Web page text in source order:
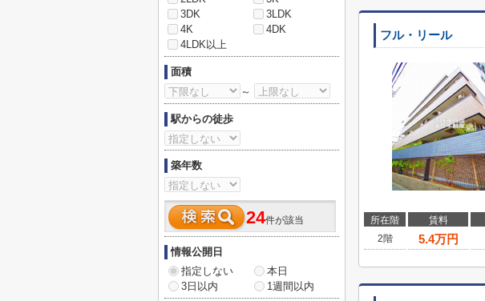
フル・リール
所在階 賃料
2階
5.4万円
3DK
3LDK
4K
4DK
4LDK以上
面積
～
駅からの徒歩
築年数
24件が該当
情報公開日
指定しない
本日
3日以内
1週間以内